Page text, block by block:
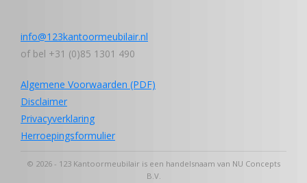
info@123kantoormeubilair.nl
of bel +31 (0)85 1301 490
Algemene Voorwaarden (PDF)
Disclaimer
Privacyverklaring
Herroepingsformulier
© 2026 - 123 Kantoormeubilair is een handelsnaam van NU Concepts
B.V.